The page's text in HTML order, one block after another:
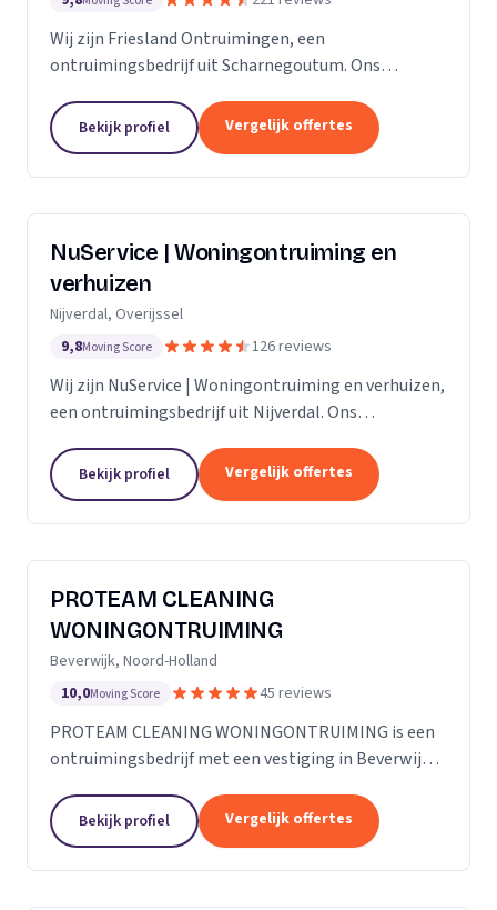
Wij zijn Friesland Ontruimingen, een
ontruimingsbedrijf uit Scharnegoutum. Ons
Bekijk profiel Vergelijk offertes
NuService | Woningontruiming en
verhuizen
Nijverdal, Overijssel
9,8Moving Score 126 reviews
Wij zijn NuService | Woningontruiming en verhuizen,
een ontruimingsbedrijf uit Nijverdal. Ons
Bekijk profiel Vergelijk offertes
PROTEAM CLEANING
WONINGONTRUIMING
Beverwijk, Noord-Holland
10,0Moving Score 45 reviews
PROTEAM CLEANING WONINGONTRUIMING is een
ontruimingsbedrijf met een vestiging in Beverwijk.
Bekijk profiel Vergelijk offertes